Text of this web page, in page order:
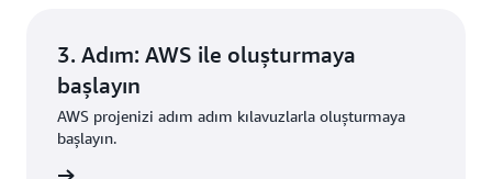
3. Adım: AWS ile oluşturmaya
başlayın
AWS projenizi adım adım kılavuzlarla oluşturmaya
başlayın.